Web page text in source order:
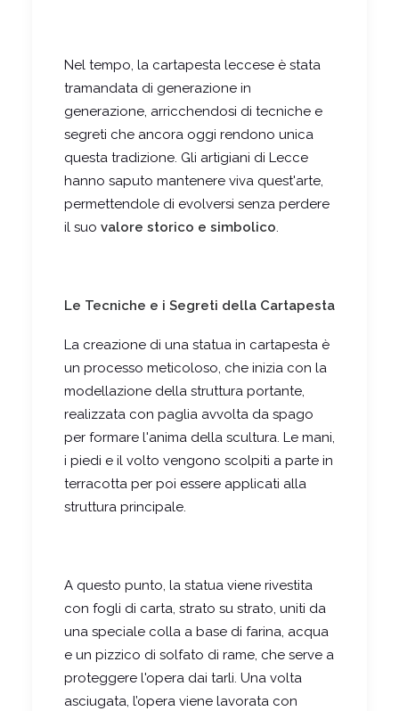
Nel tempo, la cartapesta leccese è stata
tramandata di generazione in
generazione, arricchendosi di tecniche e
segreti che ancora oggi rendono unica
questa tradizione. Gli artigiani di Lecce
hanno saputo mantenere viva quest'arte,
permettendole di evolversi senza perdere
il suo valore storico e simbolico.
Le Tecniche e i Segreti della Cartapesta
La creazione di una statua in cartapesta è
un processo meticoloso, che inizia con la
modellazione della struttura portante,
realizzata con paglia avvolta da spago
per formare l'anima della scultura. Le mani,
i piedi e il volto vengono scolpiti a parte in
terracotta per poi essere applicati alla
struttura principale.
A questo punto, la statua viene rivestita
con fogli di carta, strato su strato, uniti da
una speciale colla a base di farina, acqua
e un pizzico di solfato di rame, che serve a
proteggere l'opera dai tarli. Una volta
asciugata, l’opera viene lavorata con